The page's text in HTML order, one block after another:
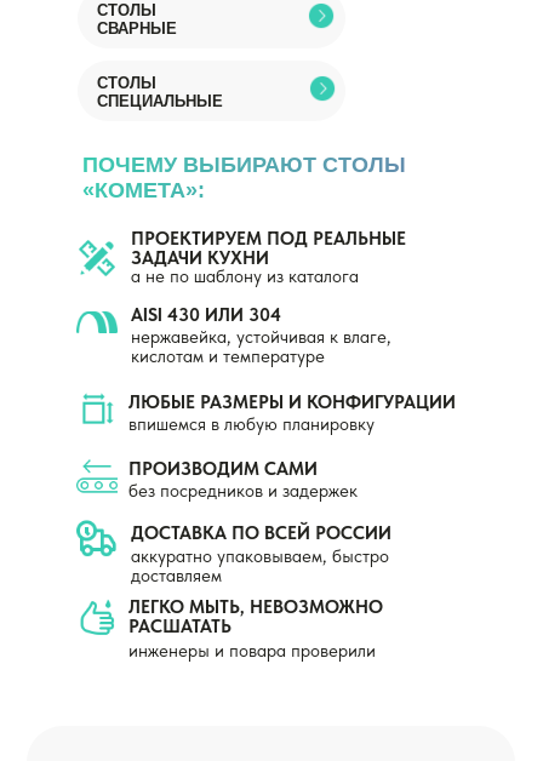
ПОЧЕМУ ВЫБИРАЮТ СТОЛЫ
«КОМЕТА»:
ПРОЕКТИРУЕМ ПОД РЕАЛЬНЫЕ
ЗАДАЧИ КУХНИ
а не по шаблону из каталога
нержавейка, устойчивая к влаге,
кислотам и температуре
AISI 430 ИЛИ 304
ПРОИЗВОДИМ САМИ
без посредников и задержек
впишемся в любую планировку
ЛЮБЫЕ РАЗМЕРЫ И КОНФИГУРАЦИИ
ЛЕГКО МЫТЬ, НЕВОЗМОЖНО
РАСШАТАТЬ
инженеры и повара проверили
ДОСТАВКА ПО ВСЕЙ РОССИИ
аккуратно упаковываем, быстро
доставляем
СТОЛЫ
СПЕЦИАЛЬНЫЕ
СТОЛЫ
СВАРНЫЕ